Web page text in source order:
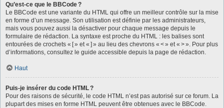
Qu’est-ce que le BBCode ?
Le BBCode est une variante du HTML qui offre un meilleur contrôle sur la mise
en forme d’un message. Son utilisation est définie par les administrateurs,
mais vous pouvez aussi la désactiver pour chaque message depuis le
formulaire de rédaction. La syntaxe est proche du HTML : les balises sont
entourées de crochets « [ » et « ] » au lieu des chevrons « < » et « > ». Pour plus
d’informations, consultez le guide accessible depuis la page de rédaction.
Haut
Puis-je insérer du code HTML ?
Pour des raisons de sécurité, le code HTML n’est pas autorisé sur ce forum. La
plupart des mises en forme HTML peuvent être obtenues avec le BBCode.